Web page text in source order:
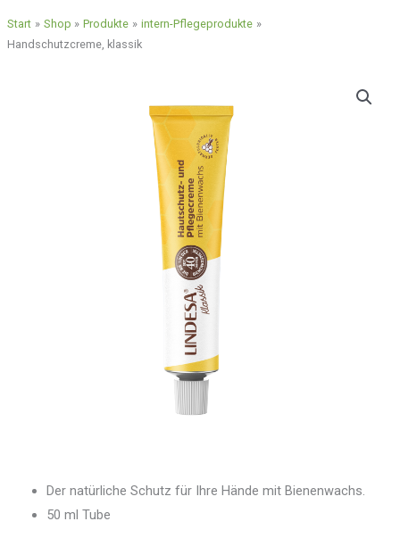
Start Shop Produkte
intern-Pflegeprodukte
Handschutzcreme, klassik
Der natürliche Schutz für Ihre Hände mit Bienenwachs.
50 ml Tube